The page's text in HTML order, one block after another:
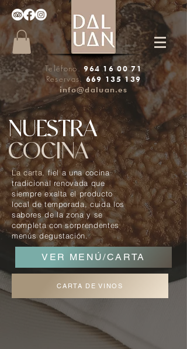
Teléfono. 964 16 00 71
Reservas. 669 135 139
info@daluan.es
NUESTRA
COCINA
La carta, fiel a una cocina
tradicional renovada que
siempre exalta el producto
local de temporada, cuida los
sabores de la zona y se
completa con sorprendentes
menús degustación.
VER MENÚ/CARTA
CARTA DE VINOS